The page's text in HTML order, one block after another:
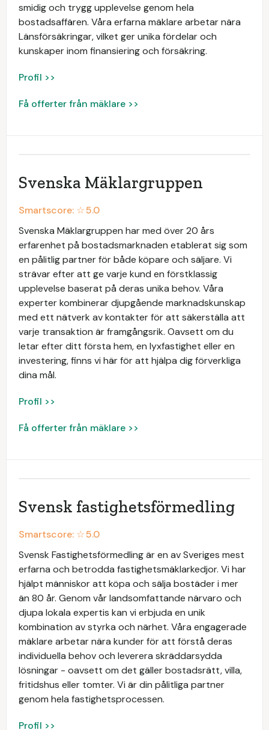
smidig och trygg upplevelse genom hela
bostadsaffären. Våra erfarna mäklare arbetar nära
Länsförsäkringar, vilket ger unika fördelar och
kunskaper inom finansiering och försäkring.
Profil >>
Få offerter från mäklare >>
Svenska Mäklargruppen
Smartscore: ☆5.0
Svenska Mäklargruppen har med över 20 års
erfarenhet på bostadsmarknaden etablerat sig som
en pålitlig partner för både köpare och säljare. Vi
strävar efter att ge varje kund en förstklassig
upplevelse baserat på deras unika behov. Våra
experter kombinerar djupgående marknadskunskap
med ett nätverk av kontakter för att säkerställa att
varje transaktion är framgångsrik. Oavsett om du
letar efter ditt första hem, en lyxfastighet eller en
investering, finns vi här för att hjälpa dig förverkliga
dina mål.
Profil >>
Få offerter från mäklare >>
Svensk fastighetsförmedling
Smartscore: ☆5.0
Svensk Fastighetsförmedling är en av Sveriges mest
erfarna och betrodda fastighetsmäklarkedjor. Vi har
hjälpt människor att köpa och sälja bostäder i mer
än 80 år. Genom vår landsomfattande närvaro och
djupa lokala expertis kan vi erbjuda en unik
kombination av styrka och närhet. Våra engagerade
mäklare arbetar nära kunder för att förstå deras
individuella behov och leverera skräddarsydda
lösningar - oavsett om det gäller bostadsrätt, villa,
fritidshus eller tomter. Vi är din pålitliga partner
genom hela fastighetsprocessen.
Profil >>